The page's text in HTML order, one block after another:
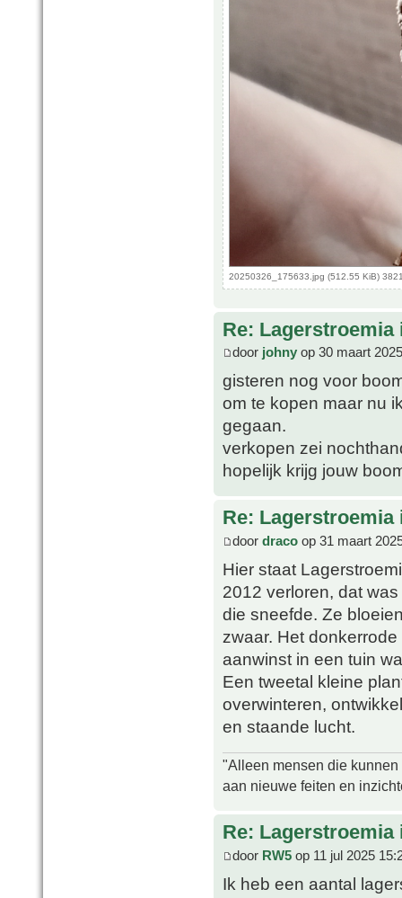
20250326_175633.jpg (512.55 KiB)
Re:
door johny op 30 maart
gisteren nog voor
om te kopen maar nu
gegaan.
verkopen zei
hopelijk krijg jouw
Re:
door draco op 31 maart
Hier staat
2012 verloren, dat
die sneefde. Ze
zwaar. Het
aanwinst in een tuin
Een tweetal kleine
overwinteren,
en staande lucht.
"Alleen mensen die
aan nieuwe feiten en
Re:
door RW5 op 11 jul 2025
Ik heb een aantal